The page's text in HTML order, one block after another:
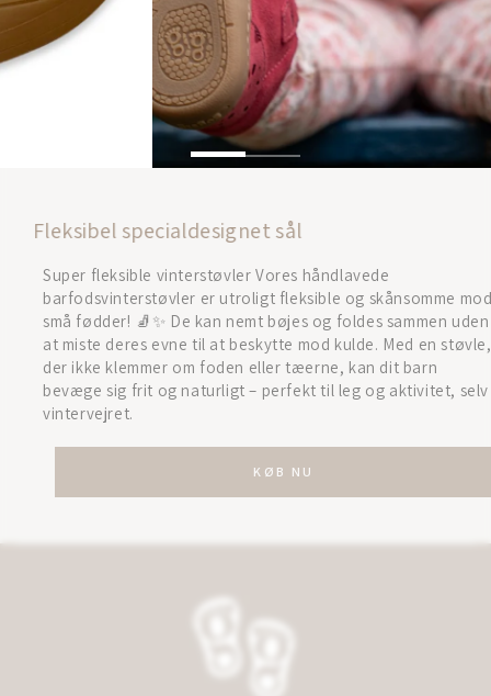
Fleksibel specialdesignet sål
Super fleksible vinterstøvler Vores håndlavede
barfodsvinterstøvler er utroligt fleksible og skånsomme mod
små fødder! 🧦✨ De kan nemt bøjes og foldes sammen uden
at miste deres evne til at beskytte mod kulde. Med en støvle,
der ikke klemmer om foden eller tæerne, kan dit barn
bevæge sig frit og naturligt – perfekt til leg og aktivitet, selv i
vintervejret.
KØB NU